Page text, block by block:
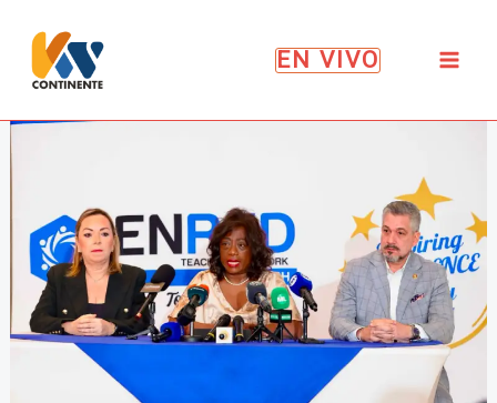
contenido
EN VIVO